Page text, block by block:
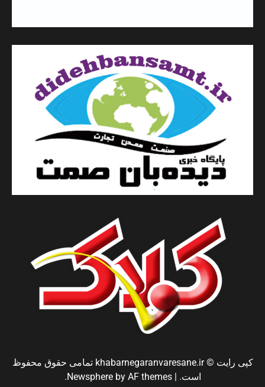
کپی رایت © khabarnegaranvaresane.ir تمامی حقوق محفوظ
است. |
Newsphereby AF themes.